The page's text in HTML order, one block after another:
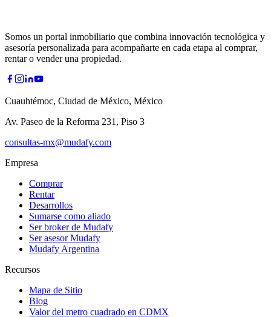
Somos un portal inmobiliario que combina innovación tecnológica y
asesoría personalizada para acompañarte en cada etapa al comprar,
rentar o vender una propiedad.
Cuauhtémoc, Ciudad de México, México
Av. Paseo de la Reforma 231, Piso 3
consultas-mx@mudafy.com
Empresa
Comprar
Rentar
Desarrollos
Sumarse como aliado
Ser broker de Mudafy
Ser asesor Mudafy
Mudafy Argentina
Recursos
Mapa de Sitio
Blog
Valor del metro cuadrado en CDMX